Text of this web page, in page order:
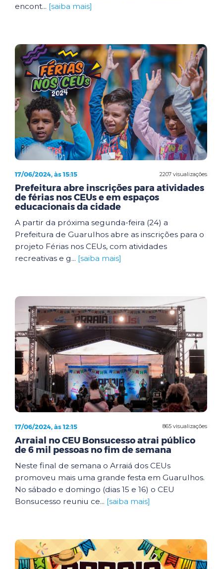
encont... [saiba mais]
2207 visualizações
17/06/2024, às 15:15
Prefeitura abre inscrições para atividades
de férias nos CEUs e em espaços
educacionais da cidade
A partir da próxima segunda-feira (24) a
Prefeitura de Guarulhos abre as inscrições para o
projeto Férias nos CEUs, com atividades
recreativas e g... [saiba mais]
865 visualizações
17/06/2024, às 12:15
Arraial no CEU Bonsucesso atrai público
de 6 mil pessoas no fim de semana
Neste final de semana o Arraiá dos CEUs
promoveu mais uma grande festa em Guarulhos.
No sábado e domingo (dias 15 e 16) o CEU
Bonsucesso reuniu ce... [saiba mais]